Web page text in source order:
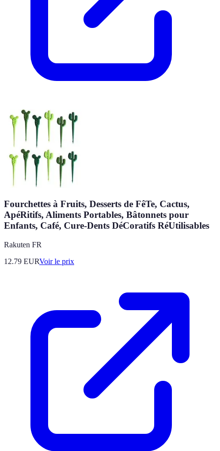
Fourchettes à Fruits, Desserts de FêTe, Cactus,
ApéRitifs, Aliments Portables, Bâtonnets pour
Enfants, Café, Cure-Dents DéCoratifs RéUtilisables
Rakuten FR
12.79 EURVoir le prix